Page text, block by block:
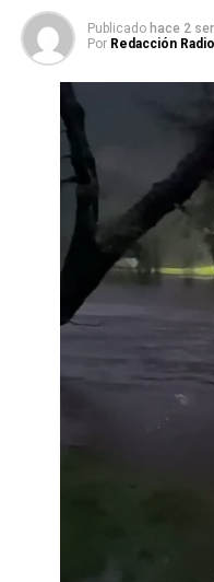
Post Views: 643
Los Ríos: Se
gratuito para facilitar
Patrullas mixtas
Publicado hace 2
Por Redacción